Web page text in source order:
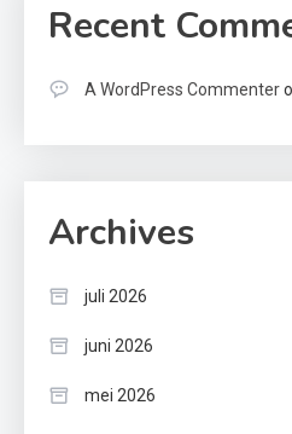
Recent
A WordPress Commenter
Archives
juli 2026
juni 2026
mei 2026